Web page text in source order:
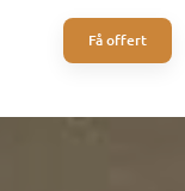
Få offert